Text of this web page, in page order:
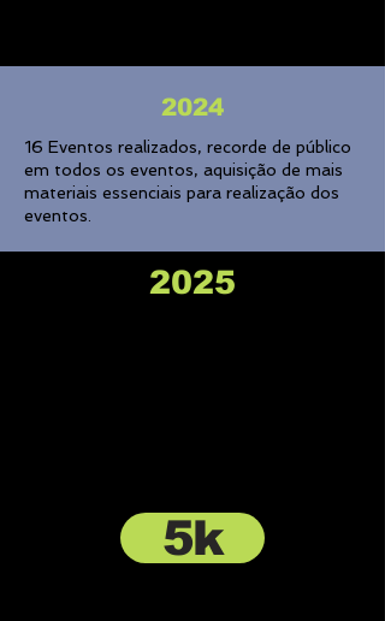
2024
16 Eventos realizados, recorde de público
em todos os eventos, aquisição de mais
materiais essenciais para realização dos
eventos.
2025
5k